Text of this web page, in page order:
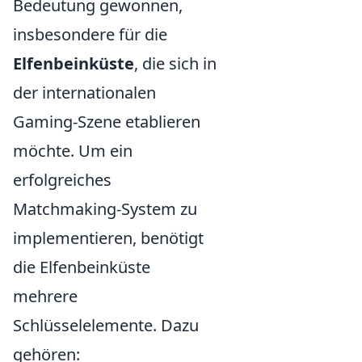
Bedeutung gewonnen,
insbesondere für die
Elfenbeinküste, die sich in
der internationalen
Gaming-Szene etablieren
möchte. Um ein
erfolgreiches
Matchmaking-System zu
implementieren, benötigt
die Elfenbeinküste
mehrere
Schlüsselelemente. Dazu
gehören: